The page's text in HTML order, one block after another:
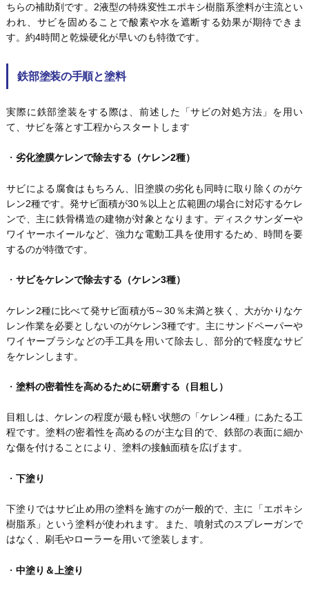
ちらの補助剤です。2液型の特殊変性エポキシ樹脂系塗料が主流とい
われ、サビを固めることで酸素や水を遮断する効果が期待できま
す。約4時間と乾燥硬化が早いのも特徴です。
鉄部塗装の手順と塗料
実際に鉄部塗装をする際は、前述した「サビの対処方法」を用い
て、サビを落とす工程からスタートします
・ 劣化塗膜ケレンで除去する（ケレン2種）
サビによる腐食はもちろん、旧塗膜の劣化も同時に取り除くのがケ
レン2種です。発サビ面積が30％以上と広範囲の場合に対応するケレ
ンで、主に鉄骨構造の建物が対象となります。ディスクサンダーや
ワイヤーホイールなど、強力な電動工具を使用するため、時間を要
するのが特徴です。
・ サビをケレンで除去する（ケレン3種）
ケレン2種に比べて発サビ面積が5～30％未満と狭く、大がかりなケ
レン作業を必要としないのがケレン3種です。主にサンドペーパーや
ワイヤーブラシなどの手工具を用いて除去し、部分的で軽度なサビ
をケレンします。
・ 塗料の密着性を高めるために研磨する（目粗し）
目粗しは、ケレンの程度が最も軽い状態の「ケレン4種」にあたる工
程です。塗料の密着性を高めるのが主な目的で、鉄部の表面に細か
な傷を付けることにより、塗料の接触面積を広げます。
・ 下塗り
下塗りではサビ止め用の塗料を施すのが一般的で、主に「エポキシ
樹脂系」という塗料が使われます。また、噴射式のスプレーガンで
はなく、刷毛やローラーを用いて塗装します。
・ 中塗り＆上塗り